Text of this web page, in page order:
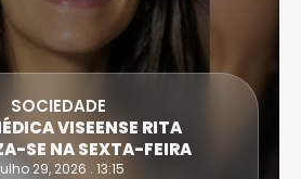
SOCIEDADE
VISEENSE RITA
SE NA SEXTA-FEIRA
29, 2026 . 13:15